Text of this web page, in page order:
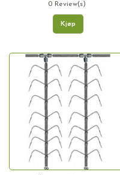
0 Review(s)
Kjøp